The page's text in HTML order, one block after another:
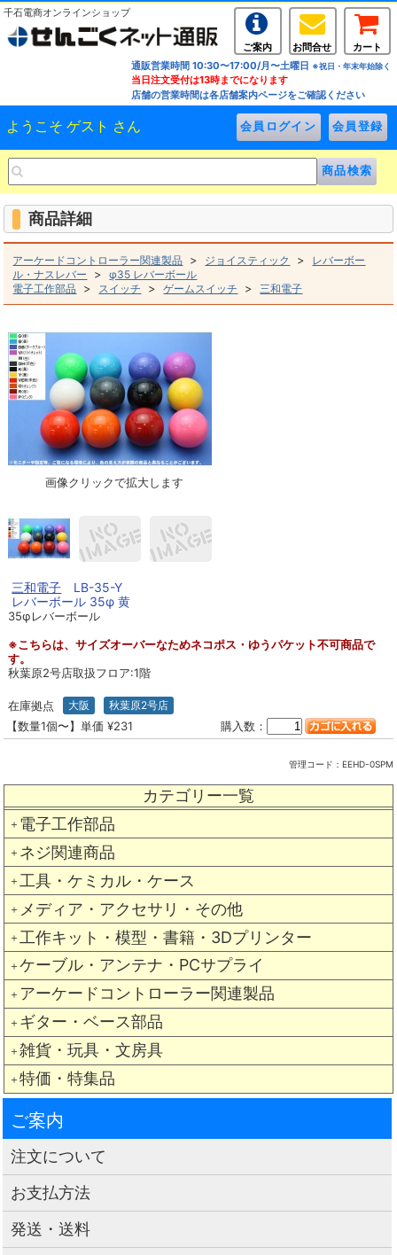
千石電商オンラインショップ
ご案内 お問合せ
カート
通販営業時間 10:30〜17:00/月〜土曜日 ※祝日・年末年始除く
当日注文受付は13時までになります
店舗の営業時間は各店舗案内ページをご確認ください
ようこそ ゲスト さん
カテゴリー一覧
＋ 電子工作部品
＋ ネジ関連商品
＋ 工具・ケミカル・ケース
＋ メディア・アクセサリ・その他
＋ 工作キット・模型・書籍・3Dプリンター
＋ ケーブル・アンテナ・PCサプライ
＋ アーケードコントローラー関連製品
＋ ギター・ベース部品
＋ 雑貨・玩具・文房具
＋ 特価・特集品
商品詳細
アーケードコントローラー関連製品 > ジョイスティック > レバーボー
ル・ナスレバー
>φ35 レバーボール
電子工作部品
> スイッチ >ゲームスイッチ > 三和電子
画像クリックで拡大します
三和電子 LB-35-Y
レバーボール 35φ 黄
35φレバーボール
※こちらは、サイズオーバーなためネコポス・ゆうパケット不可商品で
す。
秋葉原2号店取扱フロア:1階
在庫拠点 大阪 秋葉原2号店
【数量1個〜】単価 ¥231 購入数：
管理コード： EEHD-0SPM
ご案内
注文について
お支払方法
発送・送料